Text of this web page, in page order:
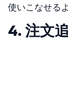
使いこなせる
4. 注文